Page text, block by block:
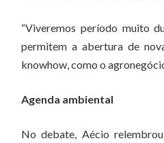
“Viveremos período muito
permitem a abertura de
knowhow, como o
Agenda ambiental
No debate, Aécio